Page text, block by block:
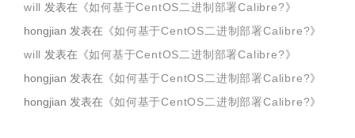
will 发表在《如何基于CentOS二进制部署Calibre?》
hongjian 发表在《如何基于CentOS二进制部署Calibre?》
will 发表在《如何基于CentOS二进制部署Calibre?》
hongjian 发表在《如何基于CentOS二进制部署Calibre?》
hongjian 发表在《如何基于CentOS二进制部署Calibre?》